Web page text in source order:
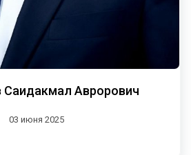
Аврорович
03 июня 2025